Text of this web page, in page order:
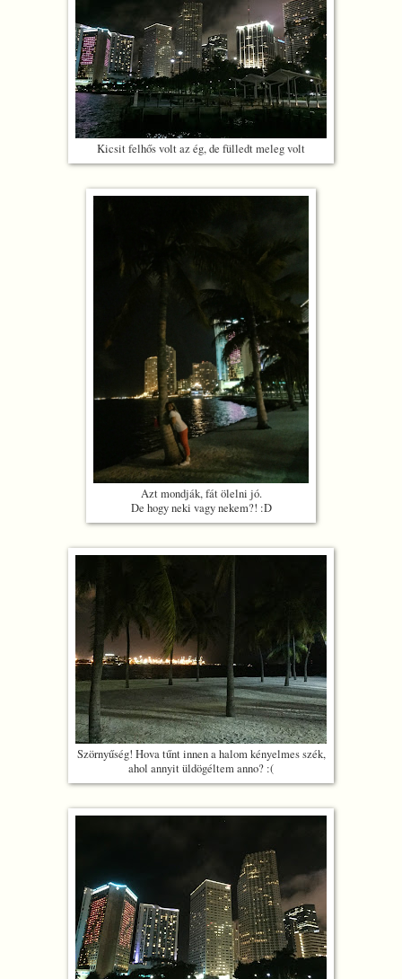
Kicsit felhős volt az ég, de fülledt meleg volt
Azt mondják, fát ölelni jó.
De hogy neki vagy nekem?! :D
Szörnyűség! Hova tűnt innen a halom kényelmes szék,
ahol annyit üldögéltem anno? :(